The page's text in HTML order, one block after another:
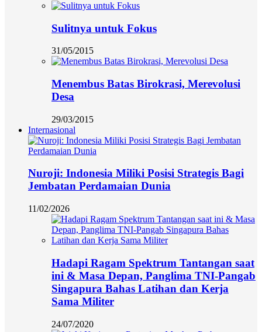
Sulitnya untuk Fokus
31/05/2015
Menembus Batas Birokrasi, Merevolusi
Desa
29/03/2015
Internasional
Nuroji: Indonesia Miliki Posisi Strategis Bagi
Jembatan Perdamaian Dunia
11/02/2026
Hadapi Ragam Spektrum Tantangan saat
ini & Masa Depan, Panglima TNI-Pangab
Singapura Bahas Latihan dan Kerja
Sama Militer
24/07/2020